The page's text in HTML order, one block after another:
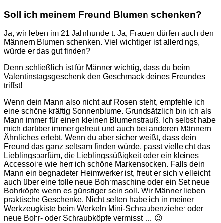
Soll ich meinem Freund Blumen schenken?
Ja, wir leben im 21 Jahrhundert. Ja, Frauen dürfen auch den
Männern Blumen schenken. Viel wichtiger ist allerdings,
würde er das gut finden?
Denn schließlich ist für Männer wichtig, dass du beim
Valentinstagsgeschenk den Geschmack deines Freundes
triffst!
Wenn dein Mann also nicht auf Rosen steht, empfehle ich
eine schöne kräftig Sonnenblume. Grundsätzlich bin ich als
Mann immer für einen kleinen Blumenstrauß. Ich selbst habe
mich darüber immer gefreut und auch bei anderen Männern
Ähnliches erlebt. Wenn du aber sicher weißt, dass dein
Freund das ganz seltsam finden würde, passt vielleicht das
Lieblingsparfüm, die Lieblingssüßigkeit oder ein kleines
Accessoire wie herrlich schöne Markensocken. Falls dein
Mann ein begnadeter Heimwerker ist, freut er sich vielleicht
auch über eine tolle neue Bohrmaschine oder ein Set neue
Bohrköpfe wenn es günstiger sein soll. Wir Männer lieben
praktische Geschenke. Nicht selten habe ich in meiner
Werkzeugkiste beim Werkeln Mini-Schraubenzieher oder
neue Bohr- oder Schraubköpfe vermisst … 😉